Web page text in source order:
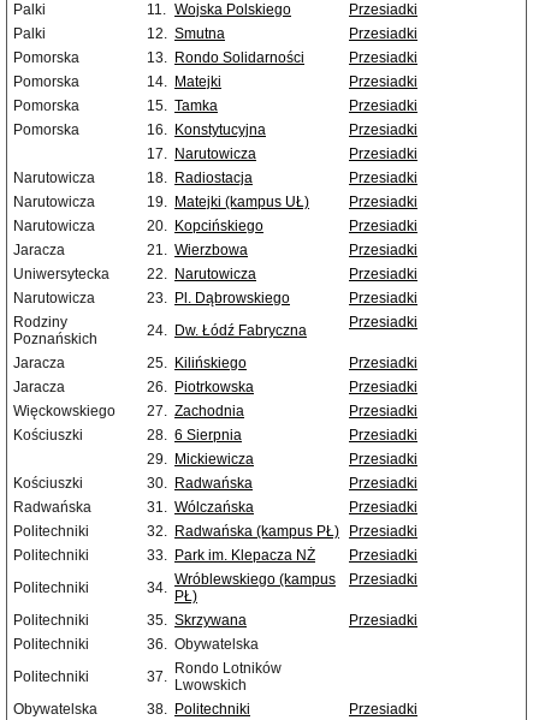
Palki
11. Wojska Polskiego
Przesiadki
Palki
12. Smutna
Przesiadki
Pomorska
13. Rondo Solidarności
Przesiadki
Pomorska
14. Matejki
Przesiadki
Pomorska
15. Tamka
Przesiadki
Pomorska
16. Konstytucyjna
Przesiadki
17. Narutowicza
Przesiadki
Narutowicza
18. Radiostacja
Przesiadki
Narutowicza
19. Matejki (kampus UŁ)
Przesiadki
Narutowicza
20. Kopcińskiego
Przesiadki
Jaracza
21. Wierzbowa
Przesiadki
Uniwersytecka
22. Narutowicza
Przesiadki
Narutowicza
23. Pl. Dąbrowskiego
Przesiadki
Rodziny
Poznańskich
24. Dw. Łódź Fabryczna Przesiadki
Jaracza 25. Kilińskiego
Przesiadki
Jaracza
26. Piotrkowska
Przesiadki
Więckowskiego
27. Zachodnia
Przesiadki
Kościuszki
28. 6 Sierpnia
Przesiadki
29. Mickiewicza
Przesiadki
Kościuszki
30. Radwańska
Przesiadki
Radwańska
31. Wólczańska
Przesiadki
Politechniki
32. Radwańska (kampus PŁ)
Przesiadki
Politechniki
33. Park im. Klepacza NŻ
Przesiadki
Politechniki
34. Wróblewskiego (kampus
PŁ)
Przesiadki
Politechniki 35. Skrzywana
Przesiadki
Politechniki
36. Obywatelska
Politechniki
37. Rondo Lotników
Lwowskich
Obywatelska
38. Politechniki
Przesiadki